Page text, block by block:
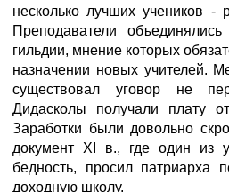
несколько лучших учеников -
Преподаватели
гильдии, мнение которых
назначении новых учителей.
существовал уговор не
Дидасколы получали плату
Заработки были довольно
документ XI в., где один из
бедность, просил патриарха
доходную школу.